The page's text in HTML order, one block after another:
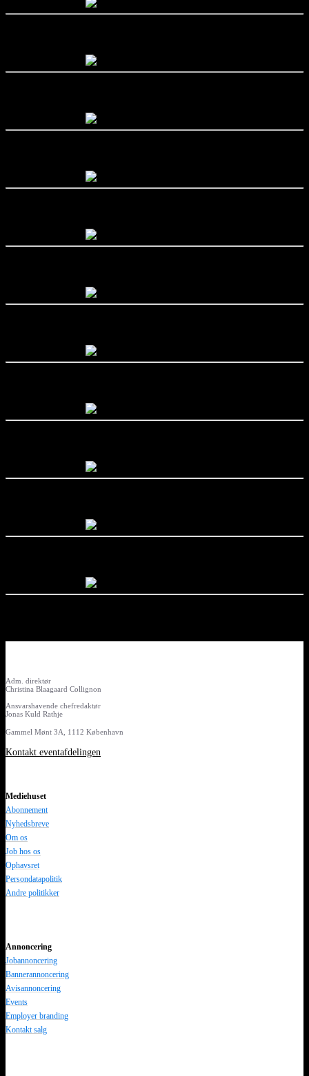
Adm. direktør
Christina Blaagaard Collignon
Ansvarshavende chefredaktør
Jonas Kuld Rathje
Gammel Mønt 3A, 1112 København
Kontakt eventafdelingen
Mediehuset
Abonnement
Nyhedsbreve
Om os
Job hos os
Ophavsret
Persondatapolitik
Andre politikker
Annoncering
Jobannoncering
Bannerannoncering
Avisannoncering
Events
Employer branding
Kontakt salg